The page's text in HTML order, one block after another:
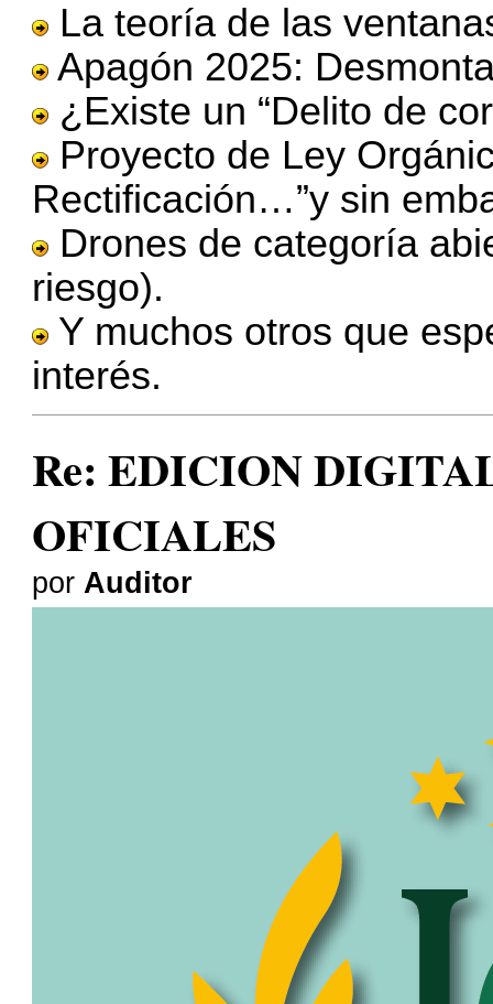
La teoría de las
Apagón 2025:
¿Existe un “Delito de
Proyecto de Ley
Rectificación…”y sin
Drones de categoría
riesgo).
Y muchos otros que
interés.
Re: EDICION
OFICIALES
por Auditor